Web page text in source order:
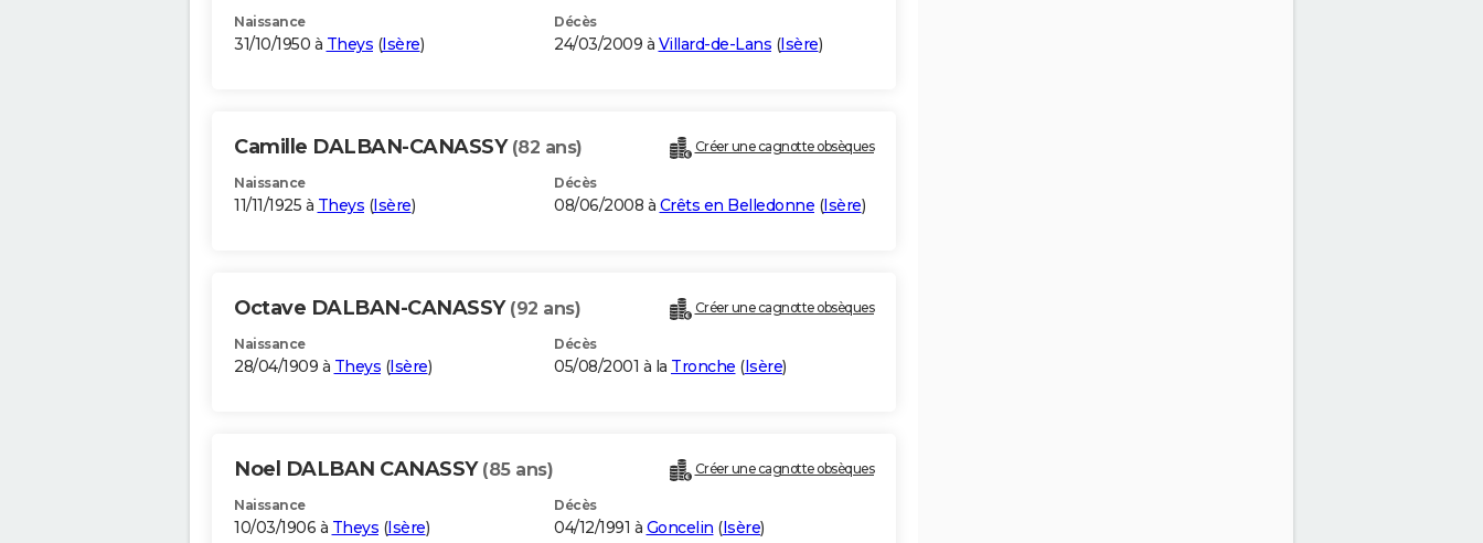
Naissance
31/10/1950 à Theys (Isère)
Décès
24/03/2009 à Villard-de-Lans (Isère)
Camille DALBAN-CANASSY (82 ans) Créer une cagnotte obsèques
Naissance
11/11/1925 à Theys (Isère)
Décès
08/06/2008 à Crêts en Belledonne (Isère)
Octave DALBAN-CANASSY (92 ans) Créer une cagnotte obsèques
Naissance
28/04/1909 à Theys (Isère)
Décès
05/08/2001 à la Tronche (Isère)
Noel DALBAN CANASSY (85 ans) Créer une cagnotte obsèques
Naissance
10/03/1906 à Theys (Isère)
Décès
04/12/1991 à Goncelin (Isère)